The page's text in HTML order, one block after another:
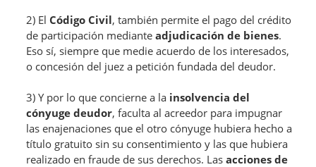
2) El Código Civil, también permite el pago del crédito
de participación medianteadjudicación de bienes.
Eso sí, siempre que medie acuerdo de los interesados,
o concesión del juez a petición fundada del deudor.
3) Y por lo que concierne a la insolvencia del
cónyuge deudor, faculta al acreedor para impugnar
las enajenaciones que el otro cónyuge hubiera hecho a
título gratuito sin su consentimiento y las que hubiera
realizado en fraude de sus derechos. Lasacciones de